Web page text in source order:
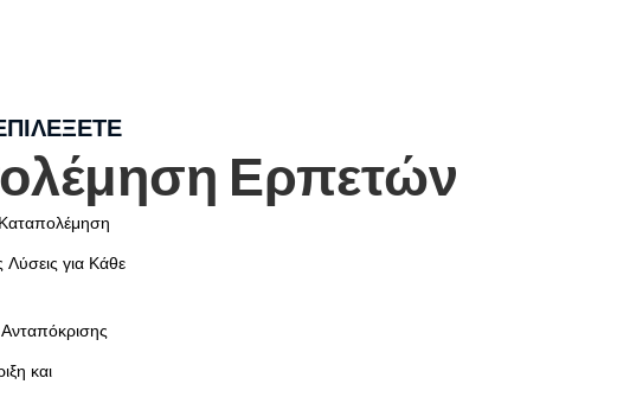
Ερπετών
για Κάθε
και